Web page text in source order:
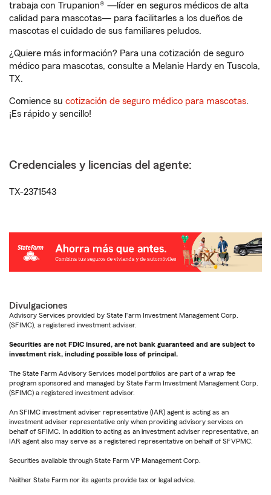
trabaja con Trupanion® —líder en seguros médicos de alta
calidad para mascotas— para facilitarles a los dueños de
mascotas el cuidado de sus familiares peludos.
¿Quiere más información? Para una cotización de seguro
médico para mascotas, consulte a Melanie Hardy en Tuscola,
TX.
Comience su cotización de seguro médico para mascotas.
¡Es rápido y sencillo!
Credenciales y licencias del agente:
TX-2371543
Divulgaciones
Advisory Services provided by State Farm Investment Management Corp.
(SFIMC), a registered investment adviser.
Securities are not FDIC insured, are not bank guaranteed and are subject to
investment risk, including possible loss of principal.
The State Farm Advisory Services model portfolios are part of a wrap fee
program sponsored and managed by State Farm Investment Management Corp.
(SFIMC) a registered investment advisor.
An SFIMC investment adviser representative (IAR) agent is acting as an
investment adviser representative only when providing advisory services on
behalf of SFIMC. In addition to acting as an investment adviser representative, an
IAR agent also may serve as a registered representative on behalf of SFVPMC.
Securities available through State Farm VP Management Corp.
Neither State Farm nor its agents provide tax or legal advice.